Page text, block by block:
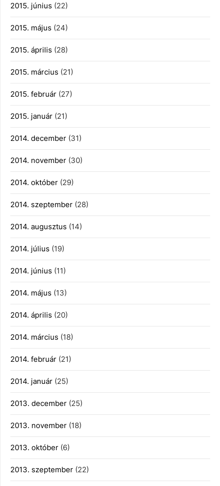
2015. június (22)
2015. május (24)
2015. április (28)
2015. március (21)
2015. február (27)
2015. január (21)
2014. december (31)
2014. november (30)
2014. október (29)
2014. szeptember (28)
2014. augusztus (14)
2014. július (19)
2014. június (11)
2014. május (13)
2014. április (20)
2014. március (18)
2014. február (21)
2014. január (25)
2013. december (25)
2013. november (18)
2013. október (6)
2013. szeptember (22)